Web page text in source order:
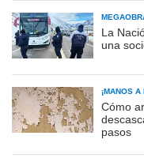
La
una
¡MANOS
Cómo
pasos